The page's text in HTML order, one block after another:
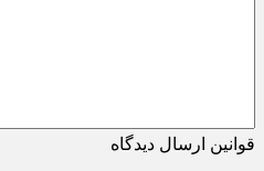
قوانین ارسال دیدگاه